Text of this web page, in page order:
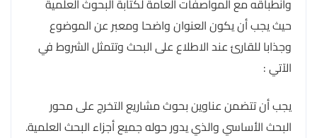
حيث يجب أن يكون العنوان واضحا ومعبر عن الموضوع
وجذابا للقارئ عند الاطلاع على البحث وتتمثل الشروط في
الآتي :
يجب أن تتضمن عناوين بحوث مشاريع التخرج على محور
البحث الأساسي والذي يدور حوله جميع أجزاء البحث العلمية.